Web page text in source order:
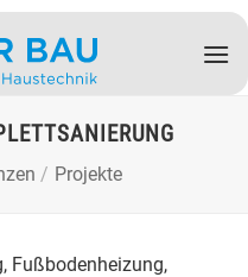
/ Projekte
Fußbodenheizung,